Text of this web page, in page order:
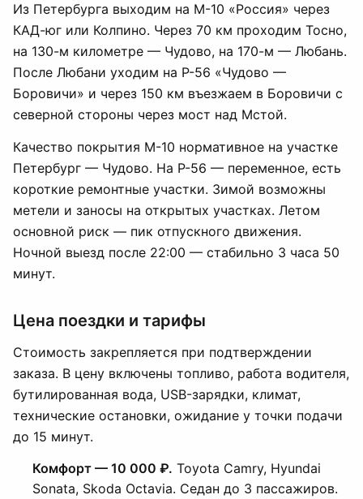
Из Петербурга выходим на М-10 «Россия» через
КАД-юг или Колпино. Через 70 км проходим Тосно,
на 130-м километре — Чудово, на 170-м — Любань.
После Любани уходим на Р-56 «Чудово —
Боровичи» и через 150 км въезжаем в Боровичи с
северной стороны через мост над Мстой.
Качество покрытия М-10 нормативное на участке
Петербург — Чудово. На Р-56 — переменное, есть
короткие ремонтные участки. Зимой возможны
метели и заносы на открытых участках. Летом
основной риск — пик отпускного движения.
Ночной выезд после 22:00 — стабильно 3 часа 50
минут.
Цена поездки и тарифы
Стоимость закрепляется при подтверждении
заказа. В цену включены топливо, работа водителя,
бутилированная вода, USB-зарядки, климат,
технические остановки, ожидание у точки подачи
до 15 минут.
Комфорт — 10 000 ₽. Toyota Camry, Hyundai
Sonata, Skoda Octavia. Седан до 3 пассажиров.